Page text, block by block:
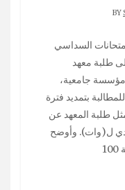
طلبة معهد
الصحافة وعلوم الاخبار، من جملة 14 مؤسسة جامعية،
بتمديد فترة
طلبة المعهد عن
ل(وات). وأوضح